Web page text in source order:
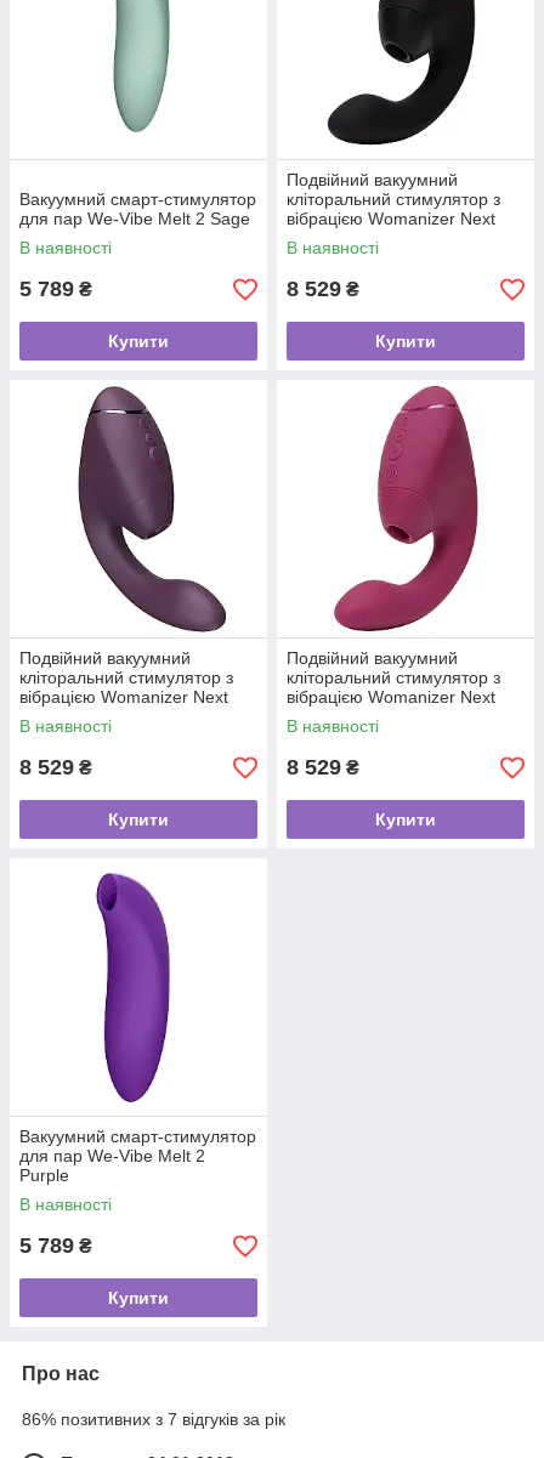
Вакуумний смарт-стимулятор
для пар We-Vibe Melt 2 Sage
В наявності
5 789 ₴
Купити
Подвійний вакуумний
кліторальний стимулятор з
вібрацією Womanizer Next
Duo - Black
В наявності
8 529 ₴
Купити
Подвійний вакуумний
кліторальний стимулятор з
вібрацією Womanizer Next
Duo - Dark Purple
В наявності
8 529 ₴
Купити
Подвійний вакуумний
кліторальний стимулятор з
вібрацією Womanizer Next
Duo - Dusky Pink
В наявності
8 529 ₴
Купити
Вакуумний смарт-стимулятор
для пар We-Vibe Melt 2
Purple
В наявності
5 789 ₴
Купити
Про нас
86% позитивних з 7 відгуків за рік